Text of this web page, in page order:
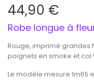
44,90 €
Robe longue à
Rouge, imprimé grandes
poignets en smoke et col
Le modèle mesure 1m65